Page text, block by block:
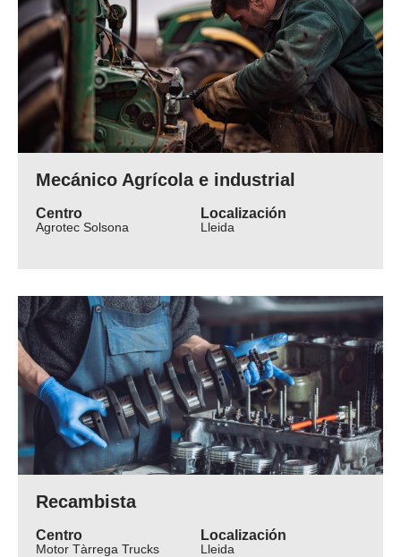
Mecánico Agrícola e industrial
Centro
Agrotec Solsona
Localización
Lleida
Recambista
Centro
Motor Tàrrega Trucks
Localización
Lleida